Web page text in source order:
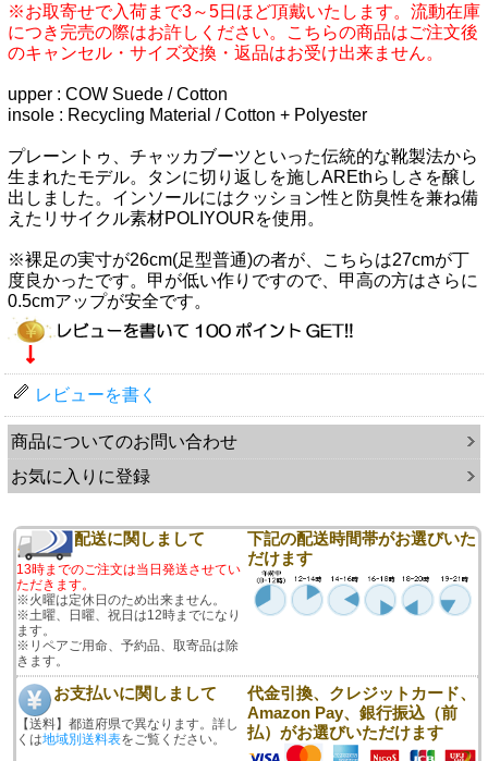
※お取寄せで入荷まで3～5日ほど頂戴いたします。流動在庫
につき完売の際はお許しください。こちらの商品はご注文後
のキャンセル・サイズ交換・返品はお受け出来ません。
upper : COW Suede / Cotton
insole : Recycling Material / Cotton + Polyester
プレーントゥ、チャッカブーツといった伝統的な靴製法から
生まれたモデル。タンに切り返しを施しAREthらしさを醸し
出しました。インソールにはクッション性と防臭性を兼ね備
えたリサイクル素材POLIYOURを使用。
※裸足の実寸が26cm(足型普通)の者が、こちらは27cmが丁
度良かったです。甲が低い作りですので、甲高の方はさらに
0.5cmアップが安全です。
レビューを書く
商品についてのお問い合わせ
お気に入りに登録
配送に関しまして
13時までのご注文は当日発送させてい
ただきます。
※火曜は定休日のため出来ません。
※土曜、日曜、祝日は12時までになり
ます。
※リペアご用命、予約品、取寄品は除
きます。
下記の配送時間帯がお選びいた
だけます
お支払いに関しまして
【送料】都道府県で異なります。詳し
くは地域別送料表をご覧ください。
代金引換、クレジットカード、
Amazon Pay、銀行振込（前
払）がお選びいただけます